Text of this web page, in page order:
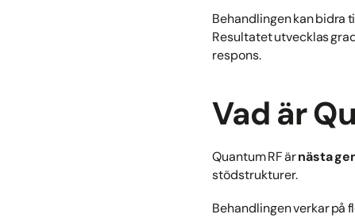
Behandlingen kan bidra
Resultatet utvecklas
respons.
Vad är
Quantum RF ärnästa
stödstrukturer.
Behandlingen verkar på